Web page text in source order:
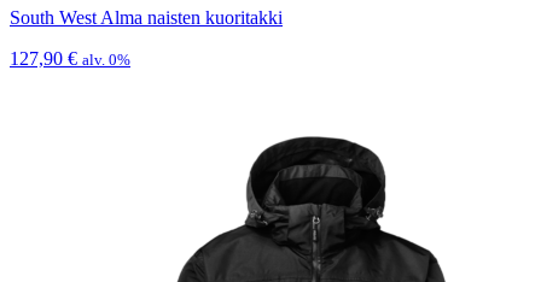
South West Alma naisten kuoritakki
127,90 € alv. 0%